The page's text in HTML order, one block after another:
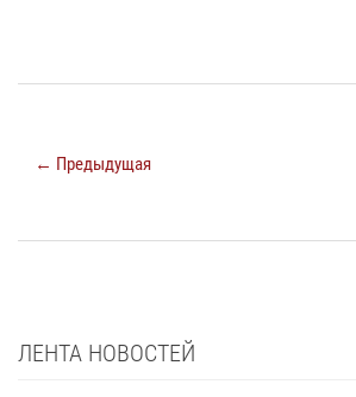
← Предыдущая
ЛЕНТА НОВОСТЕЙ